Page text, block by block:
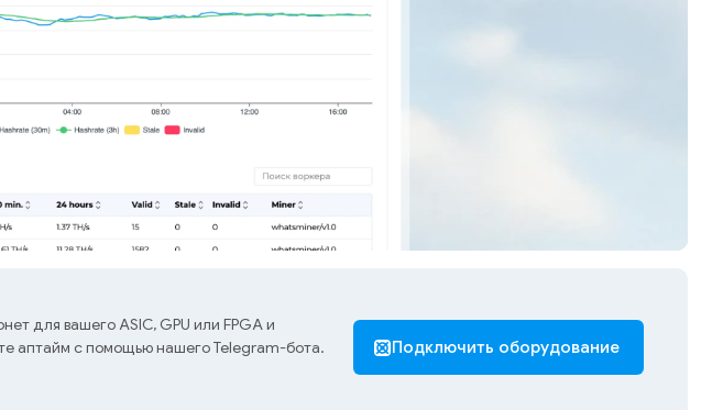
для вашего ASIC, GPU или FPGA и
аптайм с помощью нашего Telegram-бота.
Подключить оборудование